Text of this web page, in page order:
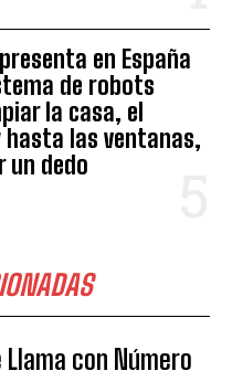
presenta en España
de robots
la casa, el
las ventanas,
un dedo
Llama con Número